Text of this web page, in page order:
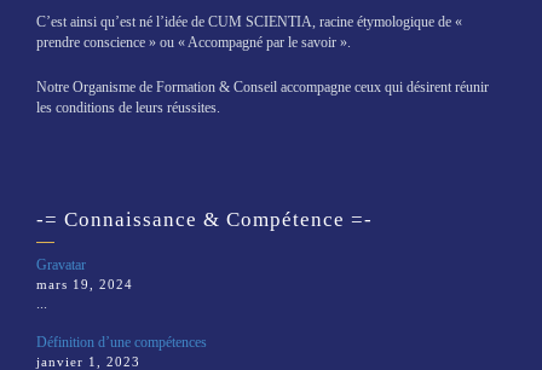
C’est ainsi qu’est né l’idée de CUM SCIENTIA, racine étymologique de «
prendre conscience » ou « Accompagné par le savoir ».
Notre Organisme de Formation & Conseil accompagne ceux qui désirent réunir
les conditions de leurs réussites.
-= Connaissance & Compétence =-
Gravatar
mars 19, 2024
Définition d’une compétences
janvier 1, 2023